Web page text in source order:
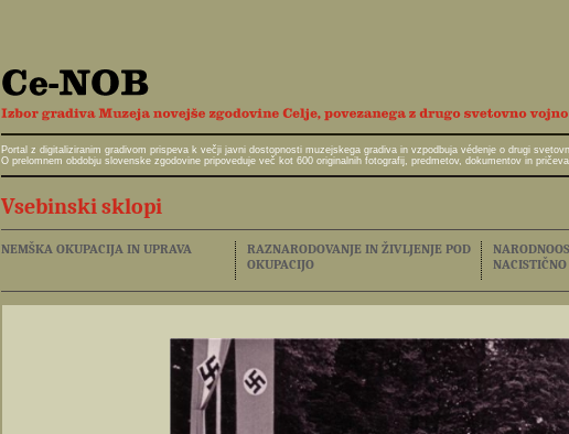
Portal z digitaliziranim gradivom prispeva k večji javni dostopnosti muzejskega gradiva in vzpodbuja védenje o drugi
O prelomnem obdobju slovenske zgodovine pripoveduje več kot 600 originalnih fotografij, predmetov, dokumentov in
Vsebinski sklopi
NEMŠKA OKUPACIJA IN UPRAVA
RAZNARODOVANJE IN ŽIVLJENJE POD
OKUPACIJO